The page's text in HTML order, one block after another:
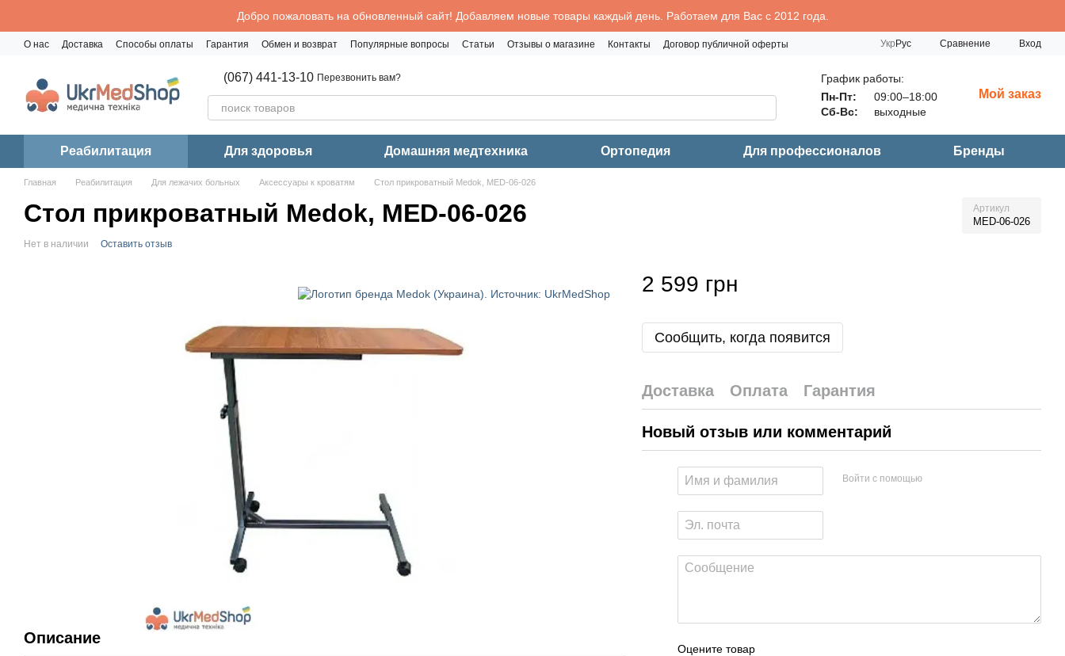
Добро пожаловать на обновленный сайт! Добавляем новые товары каждый день. Работаем для Вас с 2012 года.
О нас Доставка Способы оплаты Гарантия Обмен и возврат Популярные вопросы Статьи Отзывы о магазине Контакты
Договор публичной оферты
Укр Рус Сравнение Вход
(067) 441-13-10 Перезвонить вам?
График работы:
Пн-Пт:
09:00–18:00
Сб-Вс:
выходные
Мой заказ
Реабилитация Для здоровья Домашняя медтехника Ортопедия Для профессионалов Бренды
Главная Реабилитация Для лежачих больных Аксессуары к кроватям Стол прикроватный Medok, MED-06-026
Стол прикроватный Medok, MED-06-026 Артикул
MED-06-026
Нет в наличии Оставить отзыв
Описание
2 599 грн
Сообщить, когда появится
Доставка Оплата Гарантия
Новый отзыв или комментарий
Войти с помощью
Оцените товар